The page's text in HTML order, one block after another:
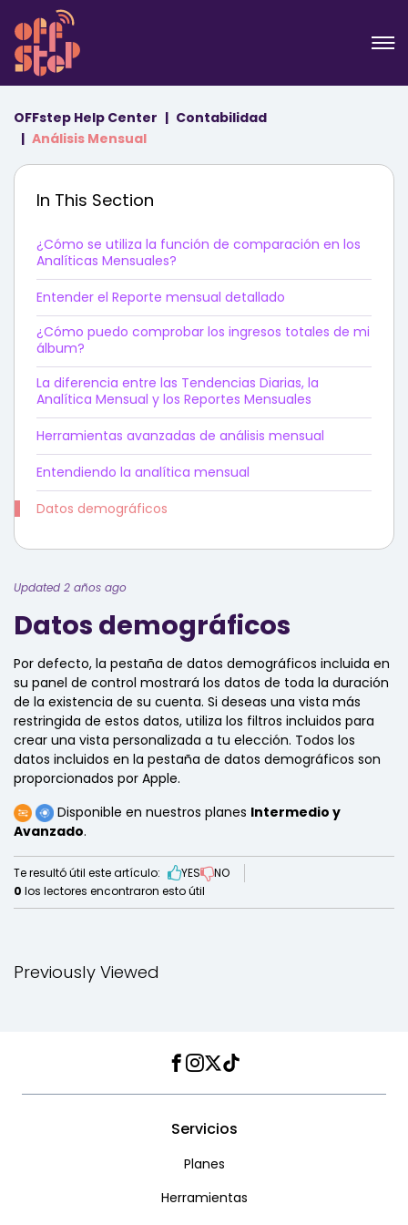
OFFstep Help Center
Contabilidad
Análisis Mensual
In This Section
¿Cómo se utiliza la función de comparación en los
Analíticas Mensuales?
Entender el Reporte mensual detallado
¿Cómo puedo comprobar los ingresos totales de mi
álbum?
La diferencia entre las Tendencias Diarias, la
Analítica Mensual y los Reportes Mensuales
Herramientas avanzadas de análisis mensual
Entendiendo la analítica mensual
Datos demográficos
Updated 2 años ago
Datos demográficos
Por defecto, la pestaña de datos demográficos incluida en
su panel de control mostrará los datos de toda la duración
de la existencia de su cuenta. Si deseas una vista más
restringida de estos datos, utiliza los filtros incluidos para
crear una vista personalizada a tu elección. Todos los
datos incluidos en la pestaña de datos demográficos son
proporcionados por Apple.
Disponible en nuestros planes Intermedio y
Avanzado.
Te resultó útil este artículo: YES
NO
0 los lectores encontraron esto útil
Previously Viewed
Facebook
Instagram
Twitter
TikTok
Servicios
Planes
Herramientas